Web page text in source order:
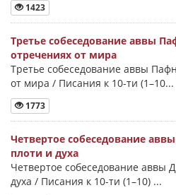
1423
Третье собеседование аввы
отречениях от мира
Третье собеседование аввы
от мира / Писания к 10-ти (1–10...
1773
Четвертое собеседование
плоти и духа
Четвертое собеседование аввы
духа / Писания к 10-ти (1–10) ...